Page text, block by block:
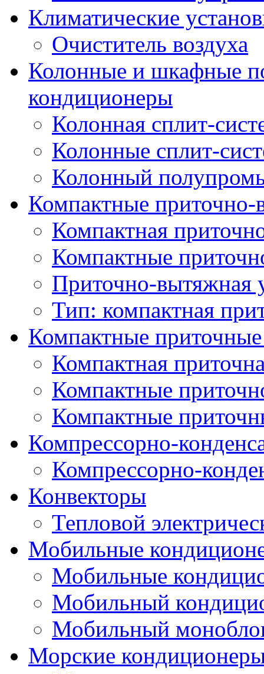
Климатические
Очиститель воздуха
Колонные и шкафные
кондиционеры
Колонная сплит-
Колонные сплит-
Колонный
Компактные
Компактная
Компактные
Приточно-вытяжная
Тип: компактная
Компактные приточные
Компактная
Компактные
Компактные
Компрессорно-
Компрессорно-
Конвекторы
Тепловой
Мобильные
Мобильные
Мобильный
Мобильный
Морские